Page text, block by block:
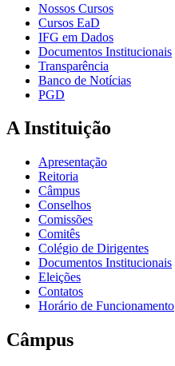
Nossos Cursos
Cursos EaD
IFG em Dados
Documentos Institucionais
Transparência
Banco de Notícias
PGD
A Instituição
Apresentação
Reitoria
Câmpus
Conselhos
Comissões
Comitês
Colégio de Dirigentes
Documentos Institucionais
Eleições
Contatos
Horário de Funcionamento
Câmpus